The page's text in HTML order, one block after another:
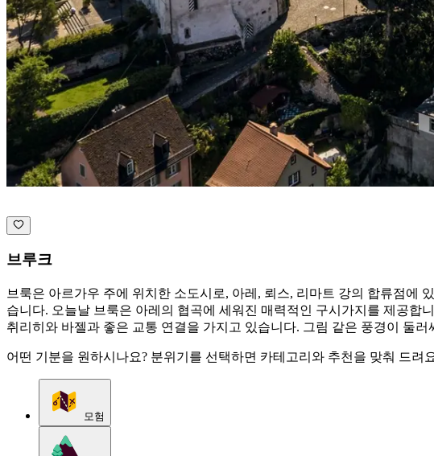
브루크
브룩은 아르가우 주에 위치한 소도시로, 아레, 뢰스, 리마트 강의 합류점에
습니다. 오늘날 브룩은 아레의 협곡에 세워진 매력적인 구시가지를 제공
취리히와 바젤과 좋은 교통 연결을 가지고 있습니다. 그림 같은 풍경이 둘
어떤 기분을 원하시나요? 분위기를 선택하면 카테고리와 추천을 맞춰 드려
모험